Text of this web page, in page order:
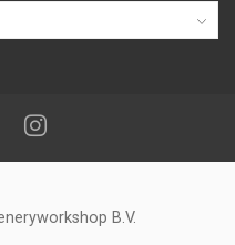
Instagram
B.V.